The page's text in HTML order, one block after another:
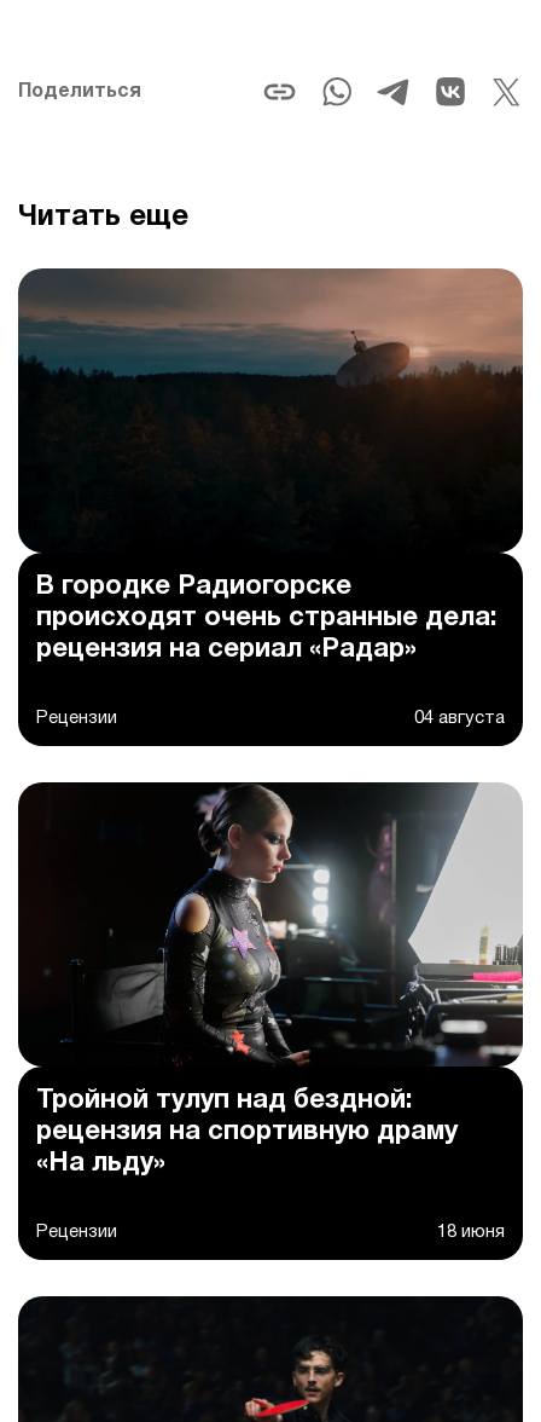
Поделиться
Читать еще
В городке Радиогорске
происходят очень странные дела:
рецензия на сериал «Радар»
Рецензии 04 августа
Тройной тулуп над бездной:
рецензия на спортивную драму
«На льду»
Рецензии 18 июня